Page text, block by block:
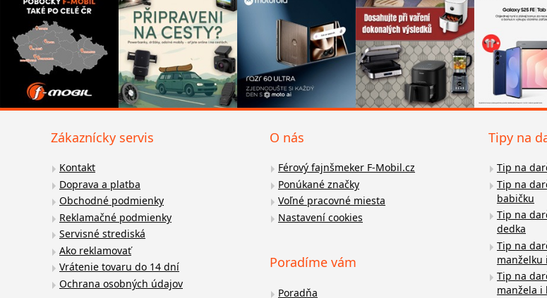
Zákaznícky servis
Kontakt
Doprava a platba
Obchodné podmienky
Reklamačné podmienky
Servisné strediská
Ako reklamovať
Vrátenie tovaru do 14 dní
Ochrana osobných údajov
O nás
Férový fajnšmeker F-Mobil.cz
Ponúkané značky
Voľné pracovné miesta
Nastavení cookies
Poradíme vám
Poradňa
Tipy na
Tip na
Tip na
babičku
Tip na
dedka
Tip na
manželku
Tip na
manžela i